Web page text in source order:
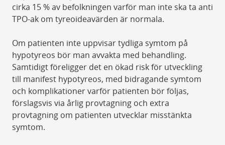
cirka 15 % av befolkningen varför man inte ska ta anti
TPO-ak om tyreoideavärden är normala.
Om patienten inte uppvisar tydliga symtom på
hypotyreos bör man avvakta med behandling.
Samtidigt föreligger det en ökad risk för utveckling
till manifest hypotyreos, med bidragande symtom
och komplikationer varför patienten bör följas,
förslagsvis via årlig provtagning och extra
provtagning om patienten utvecklar misstänkta
symtom.